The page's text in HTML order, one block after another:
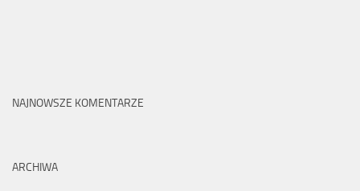
NAJNOWSZE KOMENTARZE
ARCHIWA